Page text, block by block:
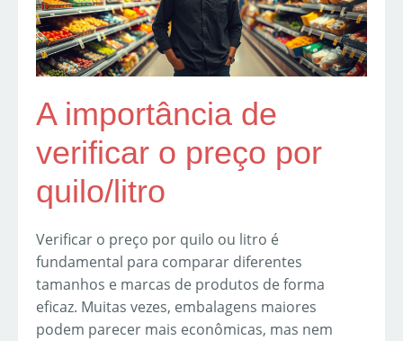
A importância de
verificar o preço por
quilo/litro
Verificar o preço por quilo ou litro é
fundamental para comparar diferentes
tamanhos e marcas de produtos de forma
eficaz. Muitas vezes, embalagens maiores
podem parecer mais econômicas, mas nem